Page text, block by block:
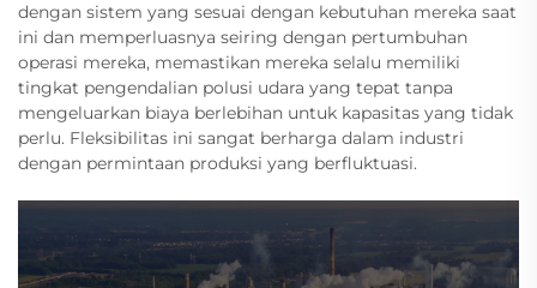
dengan sistem yang sesuai dengan kebutuhan mereka saat
ini dan memperluasnya seiring dengan pertumbuhan
operasi mereka, memastikan mereka selalu memiliki
tingkat pengendalian polusi udara yang tepat tanpa
mengeluarkan biaya berlebihan untuk kapasitas yang tidak
perlu. Fleksibilitas ini sangat berharga dalam industri
dengan permintaan produksi yang berfluktuasi.